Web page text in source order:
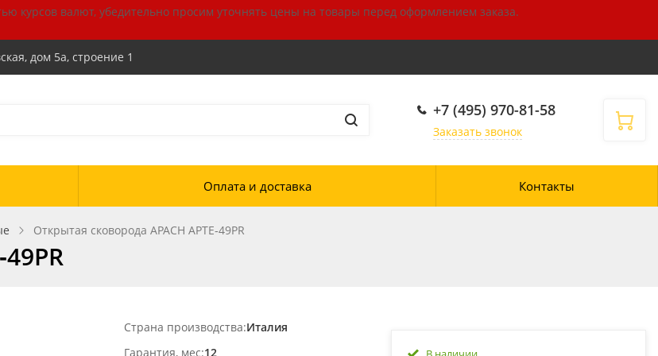
курсов валют, убедительно просим уточнять цены на товары перед оформлением заказа.
дом 5а, строение 1
+7 (495) 970-81-58
Заказать звонок
Оплата и доставка Контакты
Открытая сковорода APACH APTE‑49PR
Страна производства Италия
Гарантия, мес 12